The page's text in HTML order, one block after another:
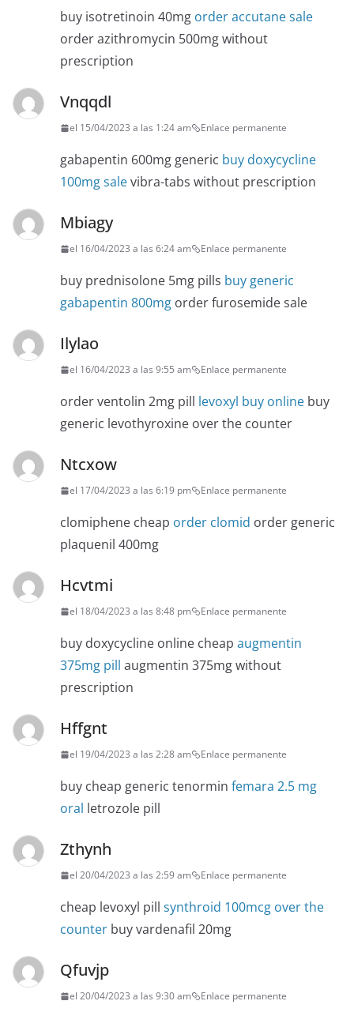
buy isotretinoin 40mg order accutane sale
order azithromycin 500mg without
prescription
Vnqqdl
el 15/04/2023 a las 1:24 am Enlace permanente
gabapentin 600mg generic buy doxycycline
100mg salevibra-tabs without prescription
Mbiagy
el 16/04/2023 a las 6:24 am Enlace permanente
buy prednisolone 5mg pills buy generic
gabapentin 800mg order furosemide sale
Ilylao
el 16/04/2023 a las 9:55 am Enlace permanente
order ventolin 2mg pill levoxyl buy online buy
generic levothyroxine over the counter
Ntcxow
el 17/04/2023 a las 6:19 pm Enlace permanente
clomiphene cheap order clomid order generic
plaquenil 400mg
Hcvtmi
el 18/04/2023 a las 8:48 pm Enlace permanente
buy doxycycline online cheap augmentin
375mg pill augmentin 375mg without
prescription
Hffgnt
el 19/04/2023 a las 2:28 am Enlace permanente
buy cheap generic tenormin femara 2.5 mg
oral letrozole pill
Zthynh
el 20/04/2023 a las 2:59 am Enlace permanente
cheap levoxyl pill synthroid 100mcg over the
counter buy vardenafil 20mg
Qfuvjp
el 20/04/2023 a las 9:30 am Enlace permanente